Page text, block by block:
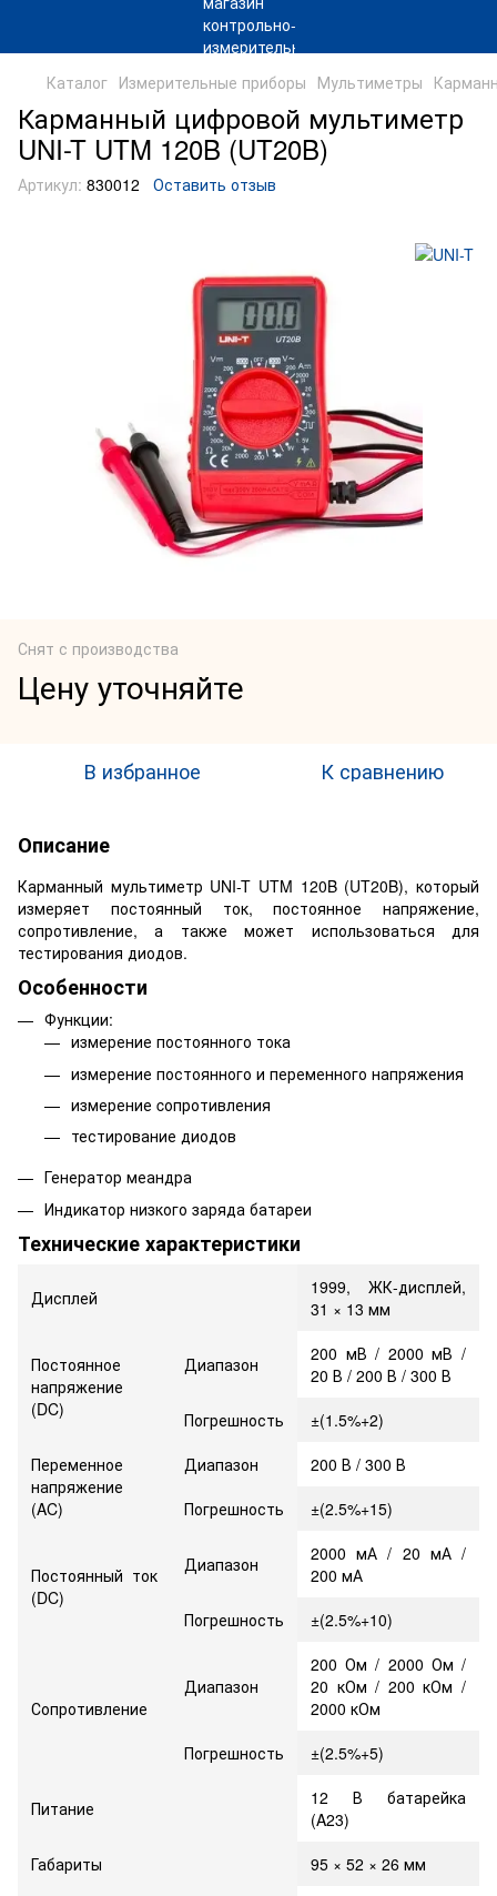
Каталог Измерительные приборы Мультиметры
Карманный цифровой мультиметр
UNI-T UTM 120B (UT20B)
Артикул: 830012 Оставить отзыв
Снят с производства
Цену уточняйте
В избранное К сравнению
Описание
Карманный мультиметр UNI-T UTM 120B (UT20B), который
измеряет постоянный ток, постоянное напряжение,
сопротивление, а также может использоваться для
тестирования диодов.
Особенности
Функции:
измерение постоянного тока
измерение постоянного и переменного напряжения
измерение cопротивления
тестирование диодов
Генератор меандра
Индикатор низкого заряда батареи
Технические характеристики
Дисплей
1999, ЖК-дисплей,
31 × 13 мм
Постоянное
напряжение
(DC)
Диапазон
200 мВ / 2000 мВ /
20 В / 200 В / 300 В
Погрешность
±(1.5%+2)
Переменное
напряжение
(AC)
Диапазон
200 В / 300 В
Погрешность
±(2.5%+15)
Постоянный ток
(DC)
Диапазон
2000 мА / 20 мА /
200 мА
Погрешность
±(2.5%+10)
Сопротивление
Диапазон
200 Ом / 2000 Ом /
20 кОм / 200 кОм /
2000 кОм
Погрешность
±(2.5%+5)
Питание
12 В батарейка
(A23)
Габариты
95 × 52 × 26 мм